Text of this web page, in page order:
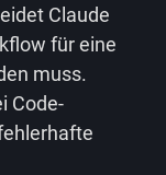
Claude
für eine
muss.
Code-